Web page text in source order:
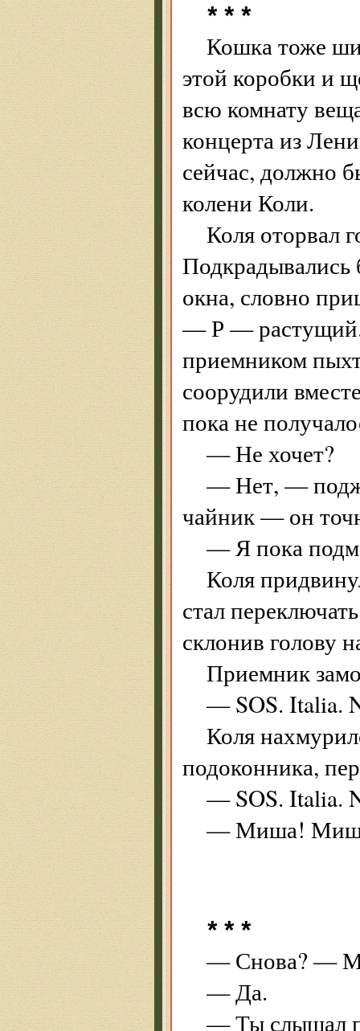
* * *
Кошка тоже
этой коробки и
всю комнату
концерта из
сейчас, должно
колени Коли.
Коля оторвал
окна, словно
— Р — растущий.
приемником
соорудили
пока не
— Не хочет?
— Нет, —
чайник — он
— Я пока
Коля
стал
склонив голову
Приемник
— SOS. Italia.
Коля
подоконника,
— SOS. Italia.
— Миша!
* * *
— Снова? —
— Да.
— Ты слышал